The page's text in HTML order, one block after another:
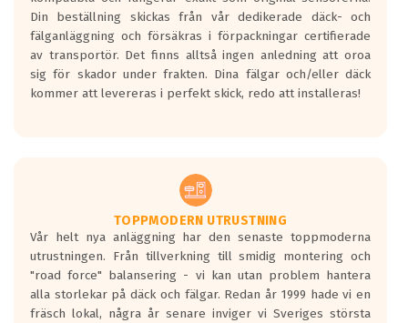
regelverk som börjar gälla 2016.
Din beställning skickas från vår dedikerade däck- och
fälganläggning och försäkras i förpackningar certifierade
av transportör. Det finns alltså ingen anledning att oroa
sig för skador under frakten. Dina fälgar och/eller däck
kommer att levereras i perfekt skick, redo att installeras!
TOPPMODERN UTRUSTNING
Vår helt nya anläggning har den senaste toppmoderna
utrustningen. Från tillverkning till smidig montering och
"road force" balansering - vi kan utan problem hantera
alla storlekar på däck och fälgar. Redan år 1999 hade vi en
fräsch lokal, några år senare inviger vi Sveriges största